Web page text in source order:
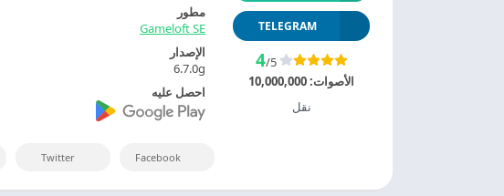
TELEGRAM
4/5
الأصوات:10,000,000
نقل
مطور
Gameloft SE
الإصدار
6.7.0g
احصل عليه
Facebook
Twitter